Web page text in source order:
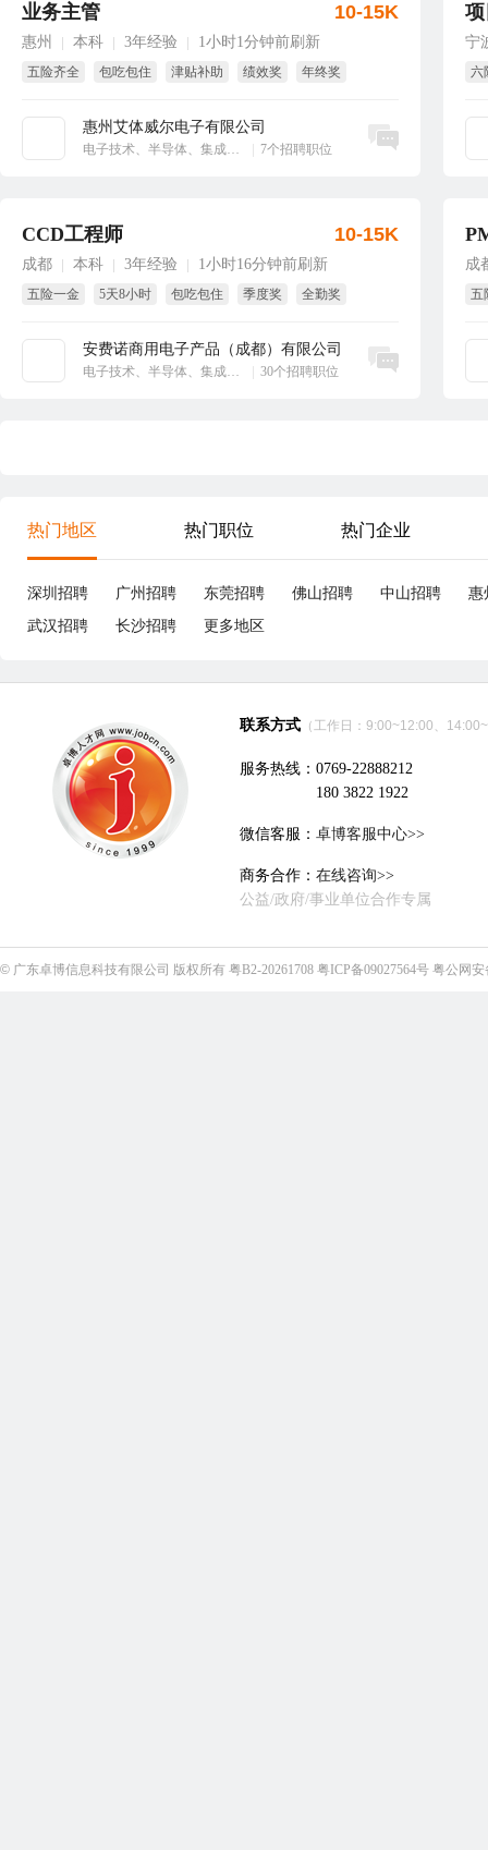
业务主管
惠州 本科 3年经验 1小时1分钟前刷新
五险齐全 包吃包住 津贴补助 绩效奖
年终奖
惠州艾体威尔电子有限公司
电子技术、半导体、集成电路 7个招聘职位
10-15K
立即沟通
宁
六
CCD工程师
成都 本科 3年经验 1小时16分钟前刷新
五险一金 5天8小时 包吃包住 季度奖
全勤奖
安费诺商用电子产品（成都）有限公司
电子技术、半导体、集成电路 30个招聘职位
10-15K
立即沟通
成
五
热门地区 热门职位 热门企业
深圳招聘 广州招聘 东莞招聘 佛山招聘 中山招聘
惠
武汉招聘
长沙招聘 更多地区
联系方式 （工作日：9:00~12:00、
服务热线：0769-22888212
180 3822 1922
微信客服： 卓博客服中心>>
商务合作： 在线咨询>>
公益/政府/事业单位合作专属
© 广东卓博信息科技有限公司 版权所有 粤B2-20261708 粤ICP备09027564号 粤公网安